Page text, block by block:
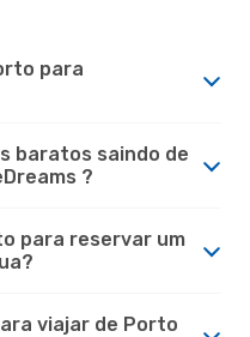
para
baratos saindo de
?
para reservar um
viajar de Porto